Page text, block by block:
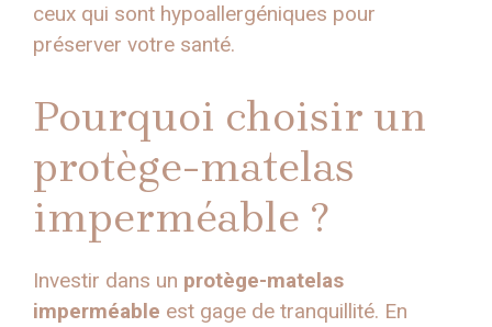
ceux qui sont hypoallergéniques pour
préserver votre santé.
Pourquoi choisir un
protège-matelas
imperméable ?
Investir dans un protège-matelas
imperméable est gage de tranquillité. En